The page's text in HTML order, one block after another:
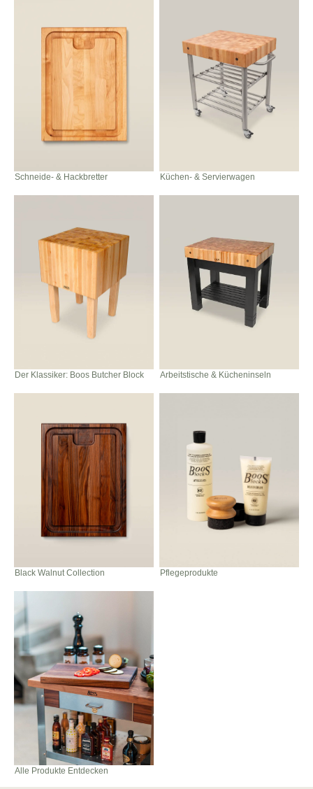
Schneide- & Hackbretter Küchen- & Servierwagen
Der Klassiker: Boos Butcher Block Arbeitstische & Kücheninseln
Black Walnut Collection Pflegeprodukte
Alle Produkte Entdecken